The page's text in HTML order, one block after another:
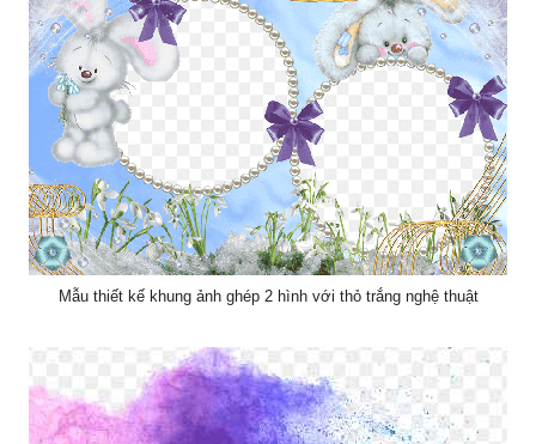
Mẫu thiết kế khung ảnh ghép 2 hình với thỏ trắng nghệ thuật